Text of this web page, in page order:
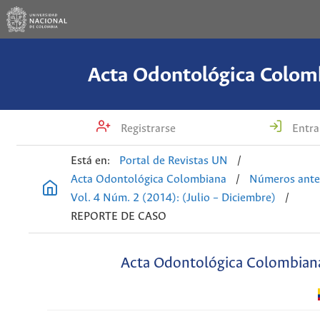
Acta Odontológica
Registrarse
Está en: Portal de Revistas UN
/
Acta Odontológica Colombiana
/
Números
Vol. 4 Núm. 2 (2014): (Julio – Diciembre)
/
REPORTE DE CASO
Acta Odontológica